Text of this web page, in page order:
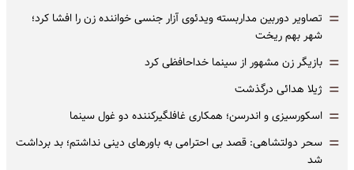
= تصاویر دوربین مداربسته ویدئوی آزار جنسی خواننده زن را افشا کرد؛
شهر بهم ریخت
= بازیگر زن مشهور از سینما خداحافظی کرد
= ژیلا هدائی درگذشت
= اسکورسیزی و اندرسن؛ همکاری غافلگیرکننده دو غول سینما
= سحر دولتشاهی: قصد بی احترامی به باورهای دینی نداشتم؛ بد برداشت
شد